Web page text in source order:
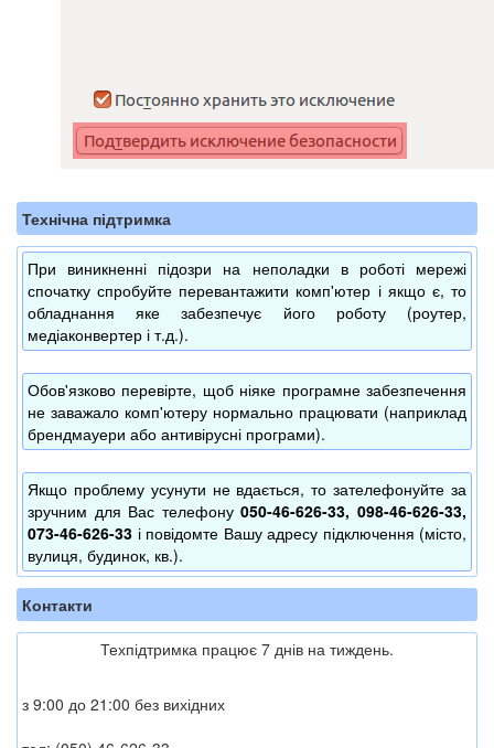
Технічна підтримка
При виникненні підозри на неполадки в роботі мережі
спочатку спробуйте перевантажити комп'ютер і якщо є, то
обладнання яке забезпечує його роботу (роутер,
медіаконвертер і т.д.).
Обов'язково перевірте, щоб ніяке програмне забезпечення
не заважало комп'ютеру нормально працювати (наприклад
брендмауери або антивірусні програми).
Якщо проблему усунути не вдається, то зателефонуйте за
зручним для Вас телефону050-46-626-33, 098-46-626-33,
073-46-626-33 і повідомте Вашу адресу підключення (місто,
вулиця, будинок, кв.).
Контакти
Техпідтримка працює 7 днів на тиждень.
з 9:00 до 21:00 без вихідних